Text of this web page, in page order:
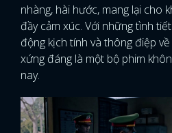
nhàng, hài hước, mang lại cho
đầy cảm xúc. Với những tình
động kịch tính và thông điệp
xứng đáng là một bộ phim
nay.